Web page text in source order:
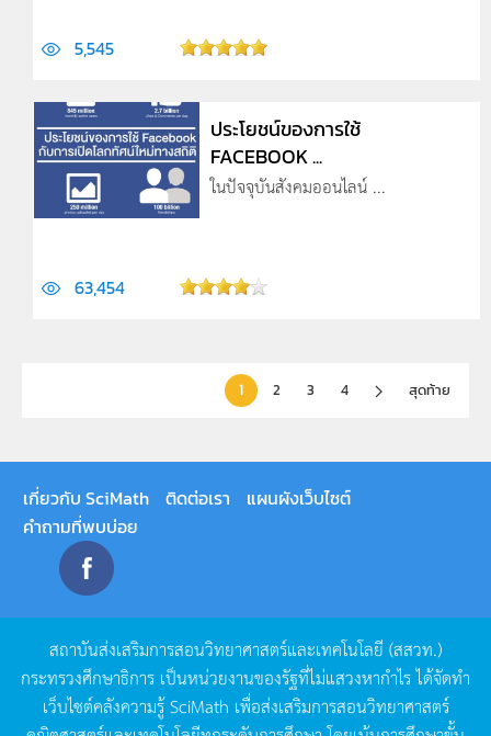
5,545
ประโยชน์ของการใช้
FACEBOOK ...
ในปัจจุบันสังคมออนไลน์ ...
63,454
1 2 3 4 สุดท้าย
เกี่ยวกับ SciMath ติดต่อเรา
แผนผังเว็บไซต์
คำถามที่พบบ่อย
สถาบันส่งเสริมการสอนวิทยาศาสตร์และเทคโนโลยี (สสวท.)
กระทรวงศึกษาธิการ เป็นหน่วยงานของรัฐที่ไม่แสวงหากำไรได้จัดทำ
เว็บไซต์คลังความรู้SciMath เพื่อส่งเสริมการสอนวิทยาศาสตร์